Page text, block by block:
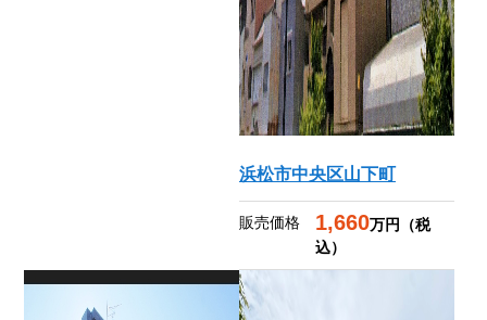
浜松市中央区山下町
販売価格 1,660万円（税
込）